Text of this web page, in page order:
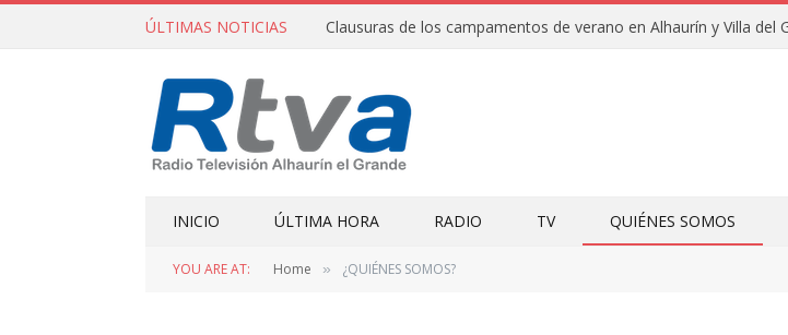
ÚLTIMAS NOTICIAS
INICIO ÚLTIMA HORA RADIO TV QUIÉNES SOMOS
YOU ARE AT: Home » ¿QUIÉNES SOMOS?